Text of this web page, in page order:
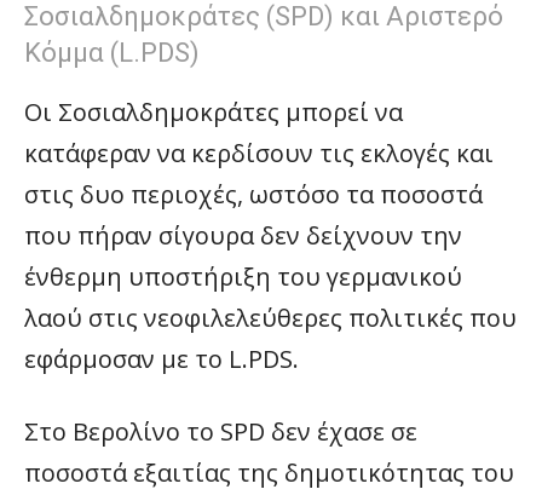
Σοσιαλδημοκράτες (SPD) και Αριστερό
Κόμμα (L.PDS)
Οι Σοσιαλδημοκράτες μπορεί να
κατάφεραν να κερδίσουν τις εκλογές και
στις δυο περιοχές, ωστόσο τα ποσοστά
που πήραν σίγουρα δεν δείχνουν την
ένθερμη υποστήριξη του γερμανικού
λαού στις νεοφιλελεύθερες πολιτικές που
εφάρμοσαν με το L.PDS.
Στο Βερολίνο το SPD δεν έχασε σε
ποσοστά εξαιτίας της δημοτικότητας του